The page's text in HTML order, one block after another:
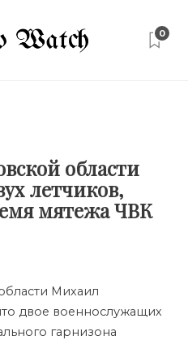
0
области
летчиков,
мятежа ЧВК
Михаил
двое военнослужащих
гарнизона